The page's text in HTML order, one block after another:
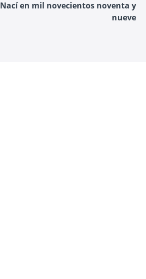
Nací en mil novecientos noventa y
nueve